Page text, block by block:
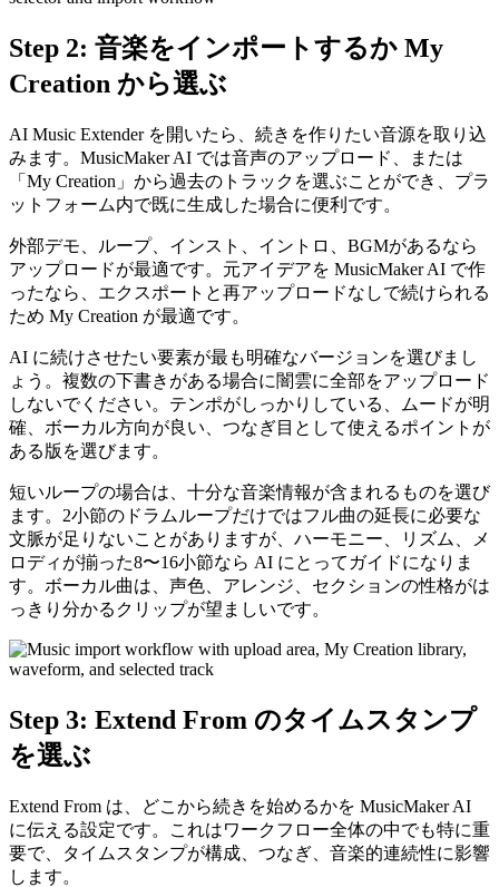
Step 2: 音楽をインポートするか My
Creation から選ぶ
AI Music Extender を開いたら、続きを作りたい音源を取り込
みます。MusicMaker AI では音声のアップロード、または
「My Creation」から過去のトラックを選ぶことができ、プラ
ットフォーム内で既に生成した場合に便利です。
外部デモ、ループ、インスト、イントロ、BGMがあるなら
アップロードが最適です。元アイデアを MusicMaker AI で作
ったなら、エクスポートと再アップロードなしで続けられる
ため My Creation が最適です。
AI に続けさせたい要素が最も明確なバージョンを選びまし
ょう。複数の下書きがある場合に闇雲に全部をアップロード
しないでください。テンポがしっかりしている、ムードが明
確、ボーカル方向が良い、つなぎ目として使えるポイントが
ある版を選びます。
短いループの場合は、十分な音楽情報が含まれるものを選び
ます。2小節のドラムループだけではフル曲の延長に必要な
文脈が足りないことがありますが、ハーモニー、リズム、メ
ロディが揃った8〜16小節なら AI にとってガイドになりま
す。ボーカル曲は、声色、アレンジ、セクションの性格がは
っきり分かるクリップが望ましいです。
Step 3: Extend From のタイムスタンプ
を選ぶ
Extend From は、どこから続きを始めるかを MusicMaker AI
に伝える設定です。これはワークフロー全体の中でも特に重
要で、タイムスタンプが構成、つなぎ、音楽的連続性に影響
します。